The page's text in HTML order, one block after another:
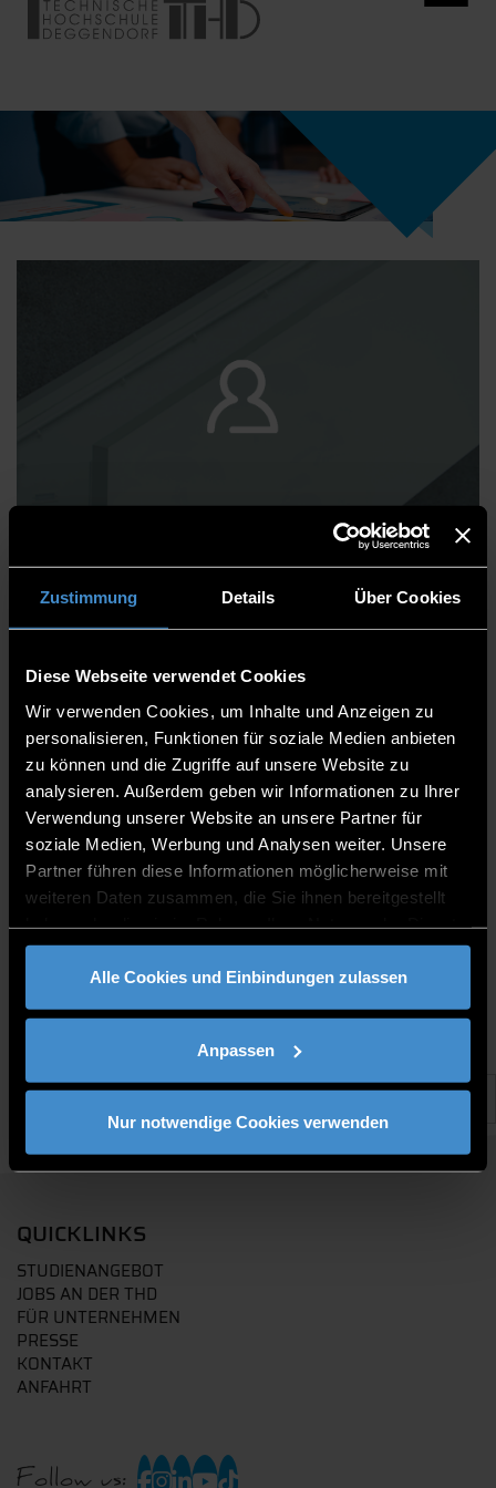
Zustimmung Details Über Cookies
Diese Webseite verwendet Cookies
Wir verwenden Cookies, um Inhalte und Anzeigen zu
personalisieren, Funktionen für soziale Medien anbieten
zu können und die Zugriffe auf unsere Website zu
analysieren. Außerdem geben wir Informationen zu Ihrer
Verwendung unserer Website an unsere Partner für
soziale Medien, Werbung und Analysen weiter. Unsere
Partner führen diese Informationen möglicherweise mit
weiteren Daten zusammen, die Sie ihnen bereitgestellt
gesammelt haben.
Alle Cookies und Einbindungen zulassen
Anpassen
Nur notwendige Cookies verwenden
Daniela Miedl
Abteilung Haushaltsmanagement
Sonderprogramme und Reisekosten
Sachbearbeiterin
ITC2 1.46
0991/3615-8055
QUICKLINKS
STUDIENANGEBOT
JOBS AN DER THD
FÜR UNTERNEHMEN
PRESSE
KONTAKT
ANFAHRT
Follow us: